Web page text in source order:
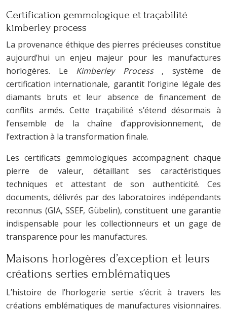
Certification gemmologique et traçabilité
kimberley process
La provenance éthique des pierres précieuses constitue
aujourd’hui un enjeu majeur pour les manufactures
horlogères. Le Kimberley Process , système de
certification internationale, garantit l’origine légale des
diamants bruts et leur absence de financement de
conflits armés. Cette traçabilité s’étend désormais à
l’ensemble de la chaîne d’approvisionnement, de
l’extraction à la transformation finale.
Les certificats gemmologiques accompagnent chaque
pierre de valeur, détaillant ses caractéristiques
techniques et attestant de son authenticité. Ces
documents, délivrés par des laboratoires indépendants
reconnus (GIA, SSEF, Gübelin), constituent une garantie
indispensable pour les collectionneurs et un gage de
transparence pour les manufactures.
Maisons horlogères d’exception et leurs
créations serties emblématiques
L’histoire de l’horlogerie sertie s’écrit à travers les
créations emblématiques de manufactures visionnaires.